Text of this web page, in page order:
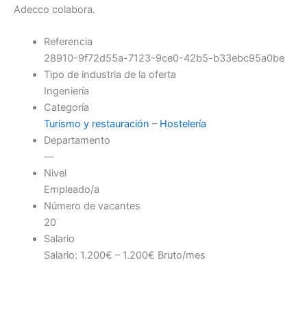
Adecco colabora.
Referencia
28910-9f72d55a-7123-9ce0-42b5-b33ebc95a0be
Tipo de industria de la oferta
Ingeniería
Categoría
Turismo y restauración – Hostelería
Departamento
—
Nivel
Empleado/a
Número de vacantes
20
Salario
Salario: 1.200€ – 1.200€ Bruto/mes